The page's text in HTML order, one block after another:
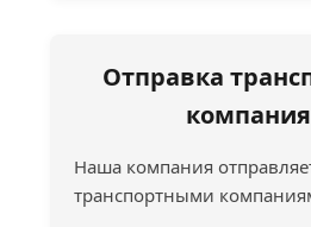
Отправка
Наша компания
транспортными